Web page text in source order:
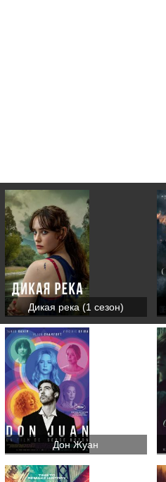
Дикая река (1 сезон)
Дон Жуан